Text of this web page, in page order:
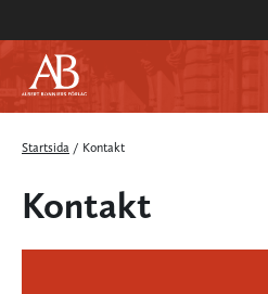
Startsida / Kontakt
Kontakt